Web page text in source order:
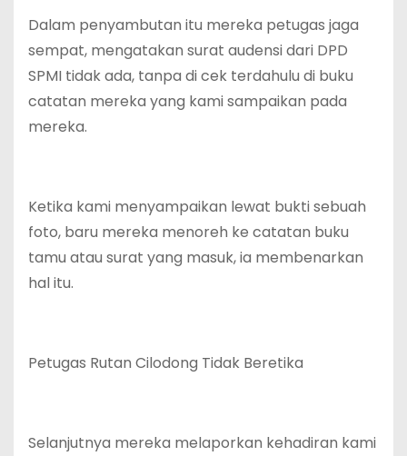
Dalam penyambutan itu mereka petugas jaga
sempat, mengatakan surat audensi dari DPD
SPMI tidak ada, tanpa di cek terdahulu di buku
catatan mereka yang kami sampaikan pada
mereka.
Ketika kami menyampaikan lewat bukti sebuah
foto, baru mereka menoreh ke catatan buku
tamu atau surat yang masuk, ia membenarkan
hal itu.
Petugas Rutan Cilodong Tidak Beretika
Selanjutnya mereka melaporkan kehadiran kami